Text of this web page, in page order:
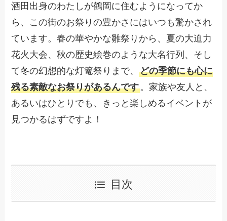
酒田出身のわたしが鶴岡に住むようになってか
ら、この街のお祭りの豊かさにはいつも驚かされ
ています。春の華やかな雛祭りから、夏の大迫力
花火大会、秋の歴史絵巻のような大名行列、そし
て冬の幻想的な灯篭祭りまで、どの季節にも心に
残る素敵なお祭りがあるんです。家族や友人と、
あるいはひとりでも、きっと楽しめるイベントが
見つかるはずですよ！
目次